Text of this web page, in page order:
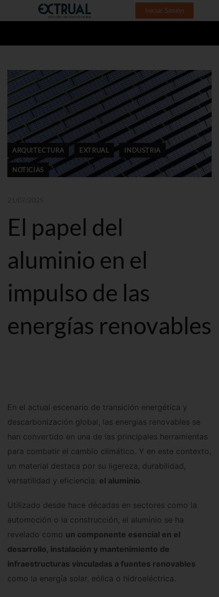
Iniciar Sesión
ARQUITECTURA EXTRUAL INDUSTRIA
NOTICIAS
El papel del
aluminio en el
impulso de las
energías renovables
En el actual escenario de transición energética y
descarbonización global, las energías renovables se
han convertido en una de las principales herramientas
para combatir el cambio climático. Y en este contexto,
un material destaca por su ligereza, durabilidad,
versatilidad y eficiencia: el aluminio.
Utilizado desde hace décadas en sectores como la
automoción o la construcción, el aluminio se ha
revelado como un componente esencial en el
desarrollo, instalación y mantenimiento de
infraestructuras vinculadas a fuentes renovables
como la energía solar, eólica o hidroeléctrica.